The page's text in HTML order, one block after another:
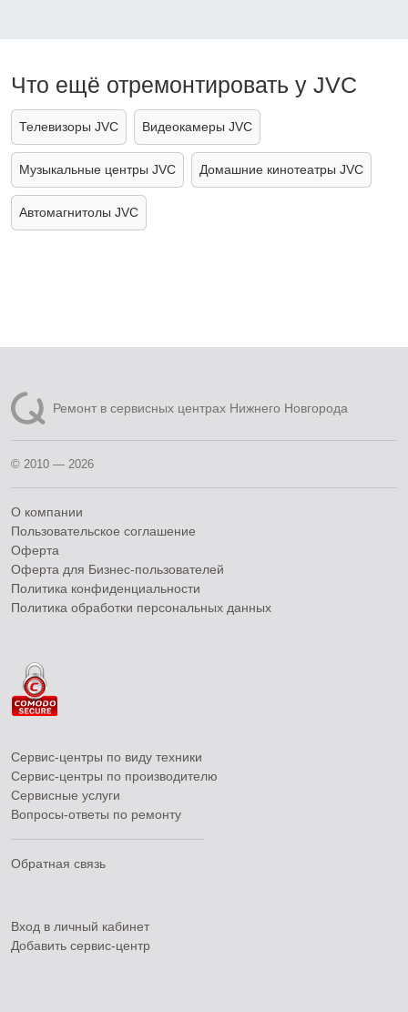
Что ещё отремонтировать у JVC
Телевизоры JVC Видеокамеры JVC
Музыкальные центры JVC Домашние кинотеатры JVC
Автомагнитолы JVC
Ремонт в сервисных центрах Нижнего Новгорода
© 2010 — 2026
О компании
Пользовательское соглашение
Оферта
Оферта для Бизнес-пользователей
Политика конфиденциальности
Политика обработки персональных данных
Сервис-центры по виду техники
Сервис-центры по производителю
Сервисные услуги
Вопросы-ответы по ремонту
Обратная связь
Вход в личный кабинет
Добавить сервис-центр